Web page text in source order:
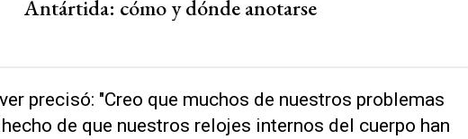
Antártida: cómo y dónde anotarse
precisó: "Creo que muchos de nuestros problemas
de que nuestros relojes internos del cuerpo han